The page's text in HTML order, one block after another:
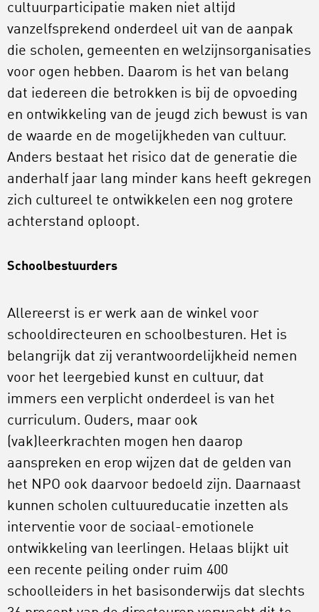
cultuurparticipatie maken niet altijd
vanzelfsprekend onderdeel uit van de aanpak
die scholen, gemeenten en welzijnsorganisaties
voor ogen hebben. Daarom is het van belang
dat iedereen die betrokken is bij de opvoeding
en ontwikkeling van de jeugd zich bewust is van
de waarde en de mogelijkheden van cultuur.
Anders bestaat het risico dat de generatie die
anderhalf jaar lang minder kans heeft gekregen
zich cultureel te ontwikkelen een nog grotere
achterstand oploopt.
Schoolbestuurders
Allereerst is er werk aan de winkel voor
schooldirecteuren en schoolbesturen. Het is
belangrijk dat zij verantwoordelijkheid nemen
voor het leergebied kunst en cultuur, dat
immers een verplicht onderdeel is van het
curriculum. Ouders, maar ook
(vak)leerkrachten mogen hen daarop
aanspreken en erop wijzen dat de gelden van
het NPO ook daarvoor bedoeld zijn. Daarnaast
kunnen scholen cultuureducatie inzetten als
interventie voor de sociaal-emotionele
ontwikkeling van leerlingen. Helaas blijkt uit
een recente peiling onder ruim 400
schoolleiders in het basisonderwijs dat slechts